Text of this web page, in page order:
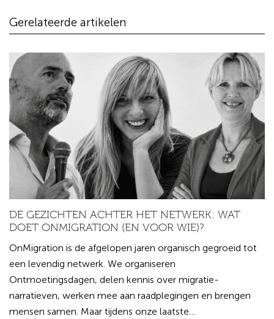
Gerelateerde artikelen
DE GEZICHTEN ACHTER HET NETWERK: WAT
DOET ONMIGRATION (EN VOOR WIE)?
OnMigration is de afgelopen jaren organisch gegroeid tot
een levendig netwerk. We organiseren
Ontmoetingsdagen, delen kennis over migratie-
narratieven, werken mee aan raadplegingen en brengen
mensen samen. Maar tijdens onze laatste…